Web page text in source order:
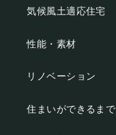
気候風土適応住宅
性能・素材
リノベーション
住まいができるまで